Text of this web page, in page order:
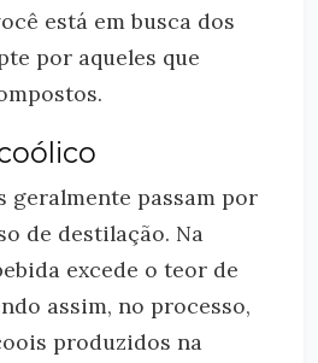
está em busca dos
por aqueles que
geralmente passam por
de destilação. Na
excede o teor de
assim, no processo,
produzidos na